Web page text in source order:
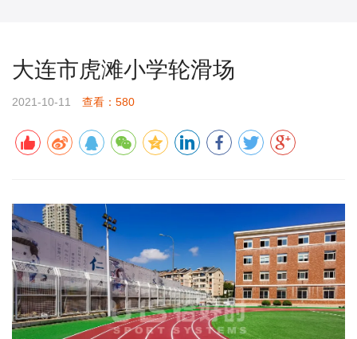
大连市虎滩小学轮滑场
2021-10-11 查看：580